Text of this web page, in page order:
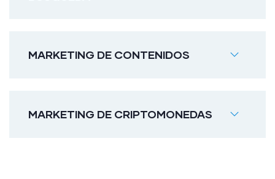
MARKETING DE CONTENIDOS
MARKETING DE CRIPTOMONEDAS